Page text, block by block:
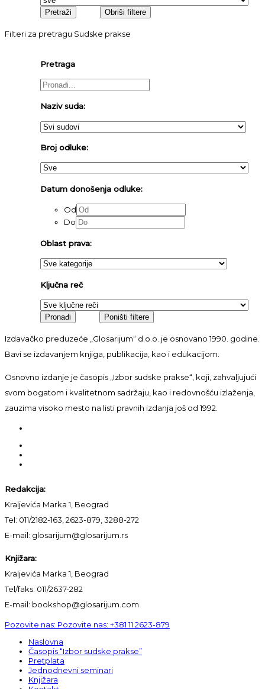
Filteri za pretragu Sudske prakse
Pretraga
Naziv suda:
Broj odluke:
Datum donošenja odluke:
Od
Do
Oblast prava:
Ključna reč
Izdavačko preduzeće „Glosarijum“ d.o.o. je osnovano 1990. godine.
Bavi se izdavanjem knjiga, publikacija, kao i edukacijom.
Osnovno izdanje je časopis „Izbor sudske prakse“, koji, zahvaljujući
svom bogatom i kvalitetnom sadržaju, kao i redovnošću izlaženja,
zauzima visoko mesto na listi pravnih izdanja još od 1992.
Redakcija:
Kraljevića Marka 1, Beograd
Tel: 011/2182-163, 2623-879, 3288-272
E-mail: glosarijum@glosarijum.rs
Knjižara:
Kraljevića Marka 1, Beograd
Tel/faks: 011/2637-282
E-mail: bookshop@glosarijum.com
Pozovite nas: Pozovite nas: +381 11 2623-879
Naslovna
Časopis “Izbor sudske prakse”
Pretplata
Jednodnevni seminari
Knjižara